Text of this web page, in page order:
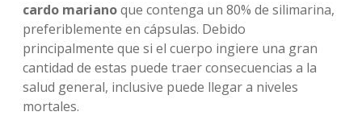
cardo marianoque contenga un 80% de silimarina,
preferiblemente en cápsulas. Debido
principalmente que si el cuerpo ingiere una gran
cantidad de estas puede traer consecuencias a la
salud general, inclusive puede llegar a niveles
mortales.